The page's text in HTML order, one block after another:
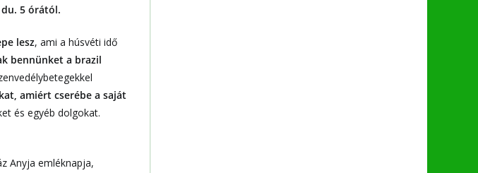
5 órától.
lesz, ami a húsvéti idő
bennünket a brazil
amiért cserébe a saját
és egyéb dolgokat.
Anyja emléknapja,